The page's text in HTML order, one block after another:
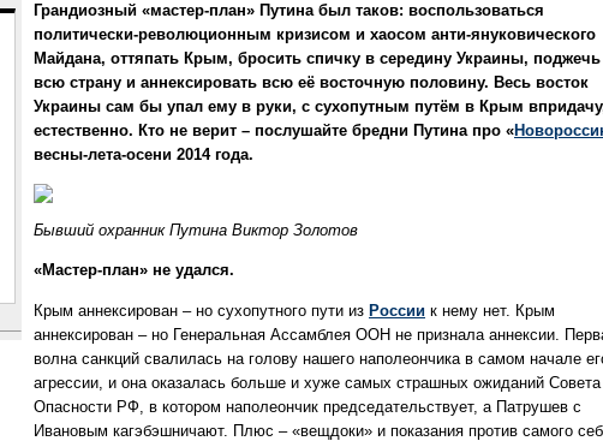
Грандиозный «мастер-план» Путина был таков: воспользоваться
политически-революционным кризисом и хаосом анти-януковического
Майдана, оттяпать Крым, бросить спичку в середину Украины, поджечь
всю страну и аннексировать всю её восточную половину. Весь восток
Украины сам бы упал ему в руки, с сухопутным путём в Крым
естественно. Кто не верит – послушайте бредни Путина про «
весны-лета-осени 2014 года.
Бывший охранник Путина Виктор Золотов
«Мастер-план» не удался.
Крым аннексирован – но сухопутного пути из России к нему нет. Крым
аннексирован – но Генеральная Ассамблея ООН не признала аннексии.
волна санкций свалилась на голову нашего наполеончика в самом начале
агрессии, и она оказалась больше и хуже самых страшных ожиданий Совета
Опасности РФ, в котором наполеончик председательствует, а Патрушев с
Ивановым кагэбэшничают. Плюс – «вещдоки» и показания против самого